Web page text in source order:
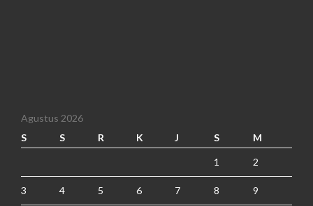
Agustus 2026
S
S R K J S M
1 2
3 4 5 6 7 8 9